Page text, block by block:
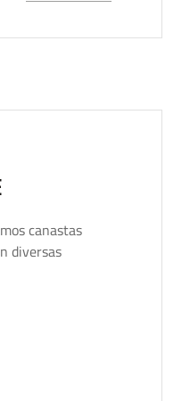
canastas
diversas